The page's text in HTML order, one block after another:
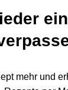
mehr und